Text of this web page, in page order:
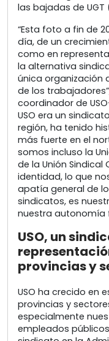
las bajadas de UGT
“Esta foto a fin de
día, de un
como en
la alternativa
única organización
de los
coordinador de
USO era un
región, ha tenido
más fuerte en el
somos incluso la
de la Unión Sindical
identidad, lo que
apatía general de
sindicatos, es
nuestra autonomía
USO, un
provincias y
USO ha crecido en
provincias y
especialmente
empleados